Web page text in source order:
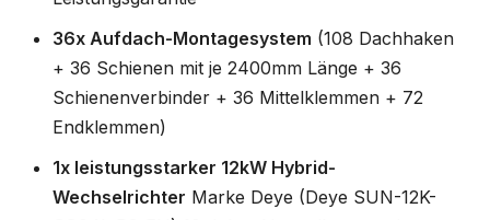
36x Aufdach-Montagesystem (108 Dachhaken
+ 36 Schienen mit je 2400mm Länge + 36
Schienenverbinder + 36 Mittelklemmen + 72
Endklemmen)
1x leistungsstarker 12kW Hybrid-
Wechselrichter Marke Deye (Deye SUN-12K-